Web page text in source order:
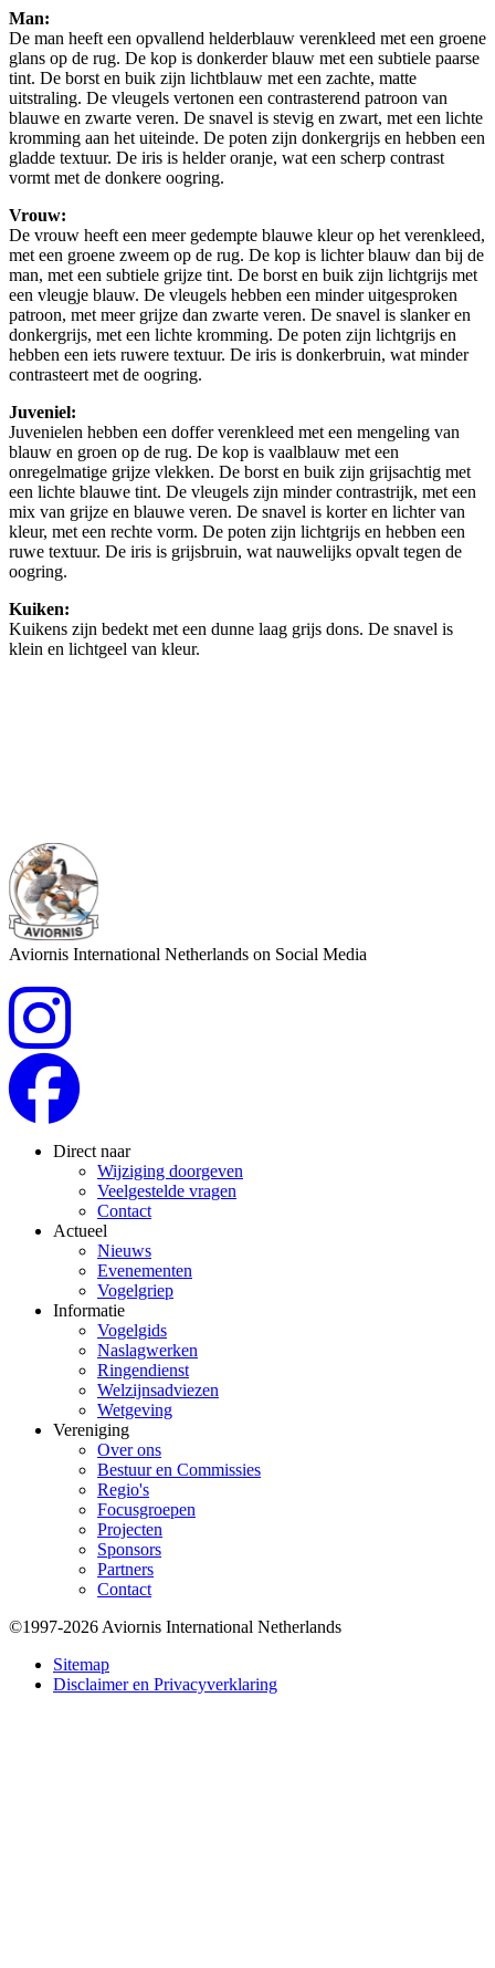
Man:
De man heeft een opvallend helderblauw verenkleed met een groene
glans op de rug. De kop is donkerder blauw met een subtiele paarse
tint. De borst en buik zijn lichtblauw met een zachte, matte
uitstraling. De vleugels vertonen een contrasterend patroon van
blauwe en zwarte veren. De snavel is stevig en zwart, met een lichte
kromming aan het uiteinde. De poten zijn donkergrijs en hebben een
gladde textuur. De iris is helder oranje, wat een scherp contrast
vormt met de donkere oogring.
Vrouw:
De vrouw heeft een meer gedempte blauwe kleur op het verenkleed,
met een groene zweem op de rug. De kop is lichter blauw dan bij de
man, met een subtiele grijze tint. De borst en buik zijn lichtgrijs met
een vleugje blauw. De vleugels hebben een minder uitgesproken
patroon, met meer grijze dan zwarte veren. De snavel is slanker en
donkergrijs, met een lichte kromming. De poten zijn lichtgrijs en
hebben een iets ruwere textuur. De iris is donkerbruin, wat minder
contrasteert met de oogring.
Juveniel:
Juvenielen hebben een doffer verenkleed met een mengeling van
blauw en groen op de rug. De kop is vaalblauw met een
onregelmatige grijze vlekken. De borst en buik zijn grijsachtig met
een lichte blauwe tint. De vleugels zijn minder contrastrijk, met een
mix van grijze en blauwe veren. De snavel is korter en lichter van
kleur, met een rechte vorm. De poten zijn lichtgrijs en hebben een
ruwe textuur. De iris is grijsbruin, wat nauwelijks opvalt tegen de
oogring.
Kuiken:
Kuikens zijn bedekt met een dunne laag grijs dons. De snavel is
klein en lichtgeel van kleur.
Aviornis International Netherlands on Social Media
Direct naar
Wijziging doorgeven
Veelgestelde vragen
Contact
Actueel
Nieuws
Evenementen
Vogelgriep
Informatie
Vogelgids
Naslagwerken
Ringendienst
Welzijnsadviezen
Wetgeving
Vereniging
Over ons
Bestuur en Commissies
Regio's
Focusgroepen
Projecten
Sponsors
Partners
Contact
Bottom
©1997-2026 Aviornis International Netherlands
Sitemap
Disclaimer en Privacyverklaring